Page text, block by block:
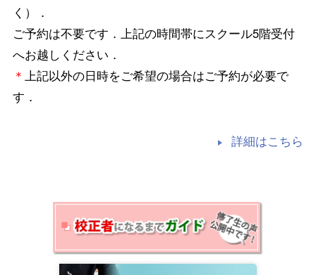
く）．
ご予約は不要です．上記の時間帯にスクール5階受付
へお越しください．
＊ 上記以外の日時をご希望の場合はご予約が必要で
す．
詳細はこちら